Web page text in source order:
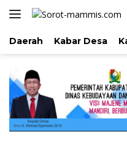
Langsung
Daerah Kabar Desa